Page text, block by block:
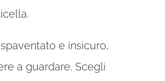
e insicuro,
a guardare. Scegli